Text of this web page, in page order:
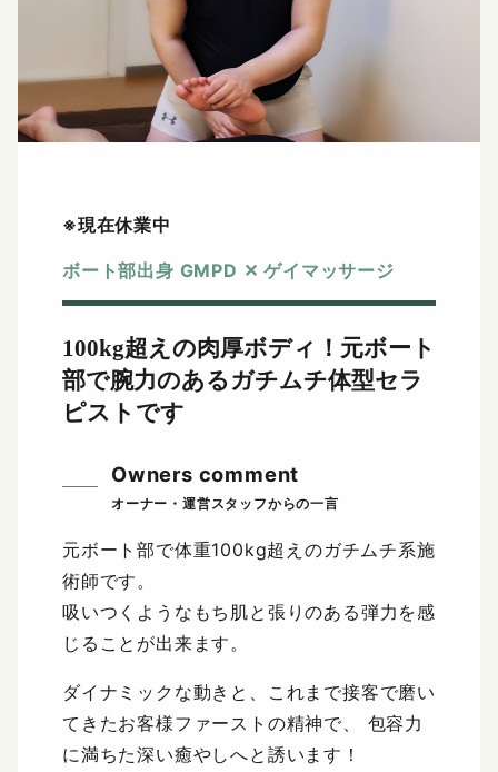
※現在休業中
ボート部出身 GMPD ✕ ゲイマッサージ
100kg超えの肉厚ボディ！ 元ボート
部で腕力のあるガチムチ体型セラ
ピストです
Owners comment
元ボート部で体重100kg超えのガチムチ系施
術師です。
吸いつくようなもち肌と張りのある弾力を感
じることが出来ます。
ダイナミックな動きと、これまで接客で磨い
てきたお客様ファーストの精神で、 包容力
に満ちた深い癒やしへと誘います！